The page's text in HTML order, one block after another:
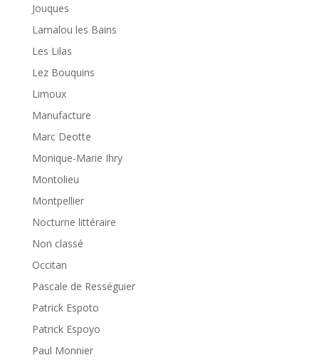
Jouques
Lamalou les Bains
Les Lilas
Lez Bouquins
Limoux
Manufacture
Marc Deotte
Monique-Marie Ihry
Montolieu
Montpellier
Nocturne littéraire
Non classé
Occitan
Pascale de Rességuier
Patrick Espoto
Patrick Espoyo
Paul Monnier